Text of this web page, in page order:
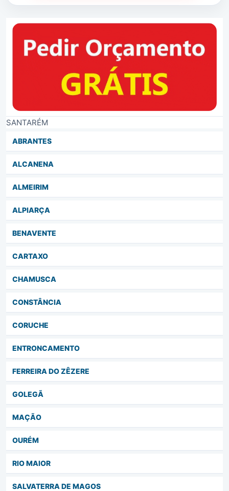
SANTARÉM
ABRANTES
ALCANENA
ALMEIRIM
ALPIARÇA
BENAVENTE
CARTAXO
CHAMUSCA
CONSTÂNCIA
CORUCHE
ENTRONCAMENTO
FERREIRA DO ZÊZERE
GOLEGÃ
MAÇÃO
OURÉM
RIO MAIOR
SALVATERRA DE MAGOS